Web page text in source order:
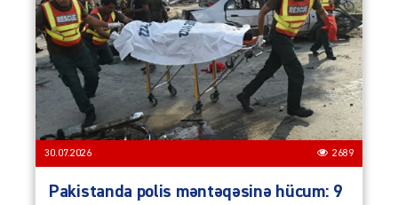
30.07.2026 2689
Pakistanda polis məntəqəsinə hücum: 9